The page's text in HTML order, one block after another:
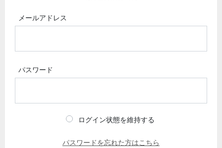
メールアドレス
パスワード
ログイン状態を維持する
パスワードを忘れた方はこちら